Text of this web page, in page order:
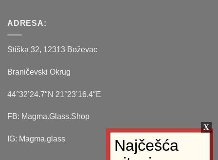
ADRESA:
Stiška 32, 12313 Boževac
Braničevski Okrug
44°32’24.7″N 21°23’16.4″E
FB: Magma.Glass.Shop
IG: Magma.glass